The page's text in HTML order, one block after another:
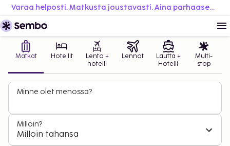
Varaa helposti. Matkusta joustavasti. Aina parhaaseen hintaan.
Matkat Hotellit
Lento +
hotelli
Lennot
Lautta +
Hotelli
Multi-
stop
Minne olet menossa?
Milloin?
Milloin tahansa